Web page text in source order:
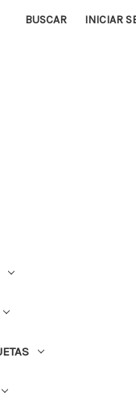
BUSCAR INICIAR